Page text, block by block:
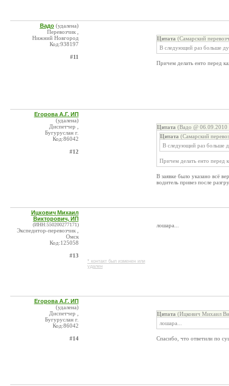
Вадо (удалена)
Перевозчик ,
Нижний Новгород
Код:938197
#11
Цитата (Самарский
В следующий раз больше
Причем делать енто перед
Егорова А.Г. ИП
(удалена)
Диспетчер ,
Бугуруслан г.
Код:86042
#12
Цитата (Вадо @ 06.09.2010
Цитата (Самарский
В следующий раз больше
Причем делать енто перед
В заявке было указано всё
водитель привез после
Ицкович Михаил
Викторович, ИП
(ИНН:550200277171)
Экспедитор-перевозчик ,
Омск
Код:125058
#13
* контакт был изменен или
удален
лошара...
Егорова А.Г. ИП
(удалена)
Диспетчер ,
Бугуруслан г.
Код:86042
#14
Цитата (Ицкович Михаил
лошара...
Спасибо, что ответили по